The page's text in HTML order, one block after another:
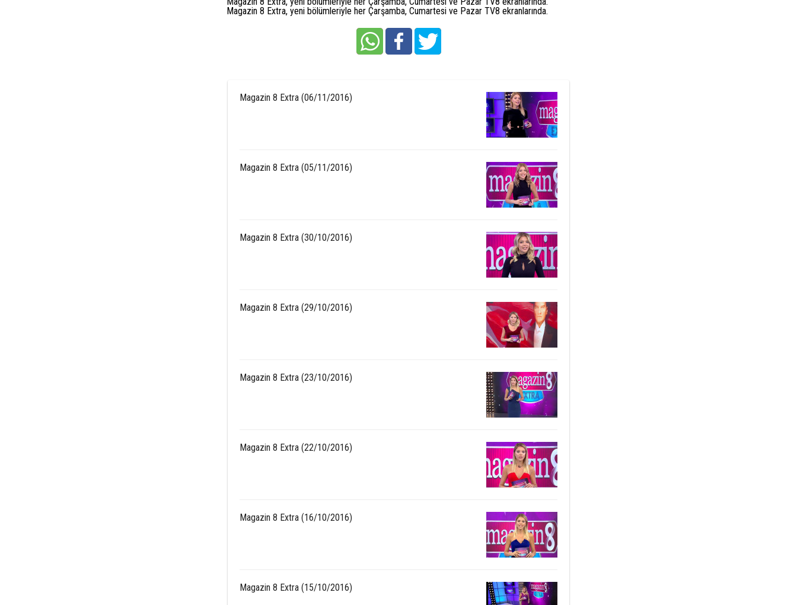
Magazin 8 Extra, yeni bölümleriyle her Çarşamba, Cumartesi ve Pazar TV8 ekranlarında.
Magazin 8 Extra (06/11/2016)
Magazin 8 Extra (05/11/2016)
Magazin 8 Extra (30/10/2016)
Magazin 8 Extra (29/10/2016)
Magazin 8 Extra (23/10/2016)
Magazin 8 Extra (22/10/2016)
Magazin 8 Extra (16/10/2016)
Magazin 8 Extra (15/10/2016)